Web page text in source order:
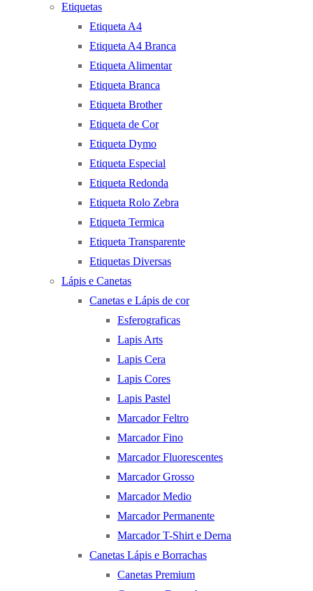
Etiquetas
Etiqueta A4
Etiqueta A4 Branca
Etiqueta Alimentar
Etiqueta Branca
Etiqueta Brother
Etiqueta de Cor
Etiqueta Dymo
Etiqueta Especial
Etiqueta Redonda
Etiqueta Rolo Zebra
Etiqueta Termica
Etiqueta Transparente
Etiquetas Diversas
Lápis e Canetas
Canetas e Lápis de cor
Esferograficas
Lapis Arts
Lapis Cera
Lapis Cores
Lapis Pastel
Marcador Feltro
Marcador Fino
Marcador Fluorescentes
Marcador Grosso
Marcador Medio
Marcador Permanente
Marcador T-Shirt e Derna
Canetas Lápis e Borrachas
Canetas Premium